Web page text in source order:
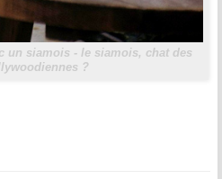
un siamois - le siamois, chat des
?